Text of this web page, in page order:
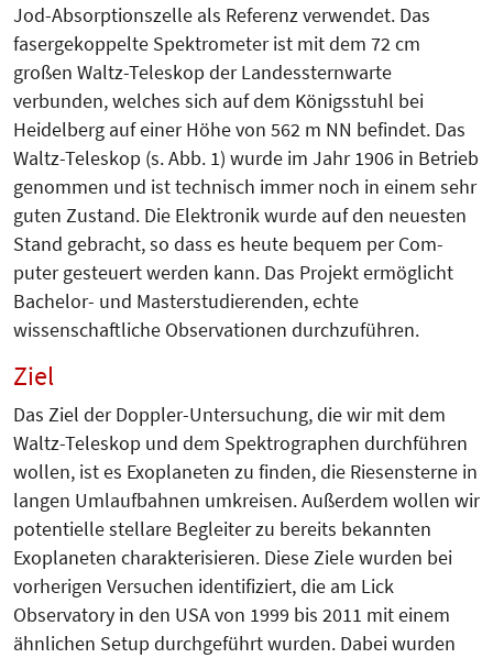
Jod-Absorptionszelle als Referenz verwendet. Das
fasergekoppelte Spek­tro­meter ist mit dem 72 cm
großen Waltz-Teleskop der Landes­stern­war­te
verbunden, welches sich auf dem Königsstuhl bei
Heidel­berg auf einer Höhe von 562 m NN befindet. Das
Waltz-Teleskop (s. Abb. 1) wurde im Jahr 1906 in Betrieb
genommen und ist technisch immer noch in einem sehr
guten Zustand. Die Elektronik wurde auf den neuesten
Stand gebracht, so dass es heute bequem per Com­
puter gesteuert werden kann. Das Projekt ermöglicht
Bachelor- und Mas­terstudierenden, echte
wissenschaftliche Observationen durchzuführen.
Ziel
Das Ziel der Doppler-Untersuchung, die wir mit dem
Waltz-Teleskop und dem Spektrographen durchführen
wollen, ist es Exoplaneten zu finden, die Riesensterne in
langen Umlaufbahnen umkreisen. Außerdem wollen wir
potentielle stellare Begleiter zu bereits bekannten
Exoplaneten charakterisieren. Diese Ziele wurden bei
vorherigen Versuchen identifiziert, die am Lick
Observatory in den USA von 1999 bis 2011 mit einem
ähnlichen Setup durchgeführt wurden. Dabei wurden